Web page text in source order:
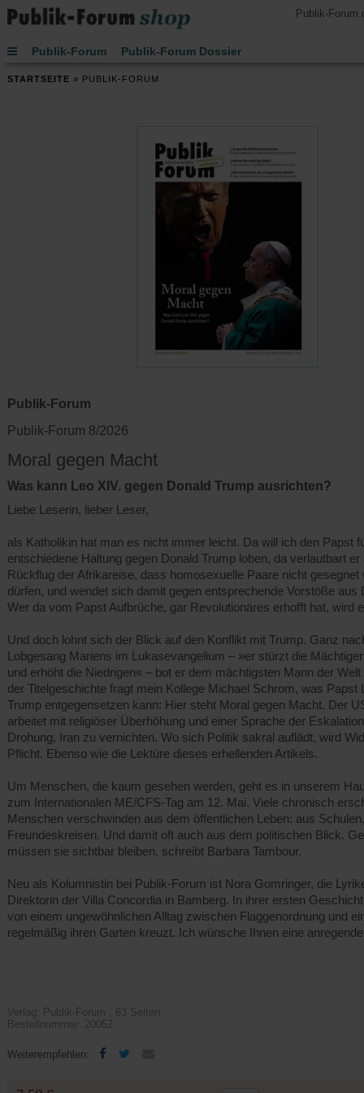
Publik-
Publik-Forum
Publik-Forum Dossier
Publik-Forum EXTRA
Publik-Forum Edition
JETZT-Uhr von Leo Zogmayer
Kinder
STARTSEITE » PUBLIK-FORUM
Publik-Forum
Publik-Forum 8/2026
Moral gegen Macht
Was kann Leo XIV. gegen Donald Trump ausrichten?
Liebe Leserin, lieber Leser,
als Katholikin hat man es nicht immer leicht. Da will ich den Papst
entschiedene Haltung gegen Donald Trump loben, da verlautbart
Rückflug der Afrikareise, dass homosexuelle Paare nicht gesegnet
dürfen, und wendet sich damit gegen entsprechende Vorstöße aus
Wer da vom Papst Aufbrüche, gar Revolutionäres erhofft hat, wird
Und doch lohnt sich der Blick auf den Konflikt mit Trump. Ganz
Lobgesang Mariens im Lukasevangelium – »er stürzt die
und erhöht die Niedrigen« – bot er dem mächtigsten Mann der Welt
der Titelgeschichte fragt mein Kollege Michael Schrom, was Papst
Trump entgegensetzen kann: Hier steht Moral gegen Macht. Der
arbeitet mit religiöser Überhöhung und einer Sprache der
Drohung, Iran zu vernichten. Wo sich Politik sakral auflädt, wird
Pflicht. Ebenso wie die Lektüre dieses erhellenden Artikels.
Um Menschen, die kaum gesehen werden, geht es in unserem
zum Internationalen ME/CFS-Tag am 12. Mai. Viele chronisch
Menschen verschwinden aus dem öffentlichen Leben: aus
Freundeskreisen. Und damit oft auch aus dem politischen Blick.
müssen sie sichtbar bleiben, schreibt Barbara Tambour.
Neu als Kolumnistin bei Publik-Forum ist Nora Gomringer, die
Direktorin der Villa Concordia in Bamberg. In ihrer ersten
von einem ungewöhnlichen Alltag zwischen Flaggenordnung und
regelmäßig ihren Garten kreuzt. Ich wünsche Ihnen eine
Verlag: Publik-Forum ; 63 Seiten
Bestellnummer: 20052
Weiterempfehlen:
(Öffnet